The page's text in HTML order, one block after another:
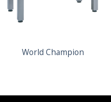
World Champion